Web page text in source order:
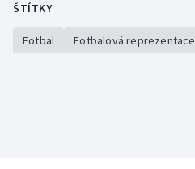
ŠTÍTKY
Fotbal Fotbalová reprezentace